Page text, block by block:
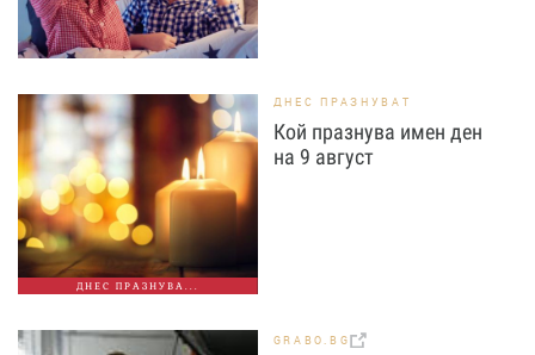
ДНЕС ПРАЗНУВА...
ДНЕС ПРАЗНУВАТ
Кой празнува имен ден
на 9 август
GRABO.BG